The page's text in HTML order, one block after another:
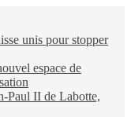
unis pour stopper
espace de
Paul II de Labotte,